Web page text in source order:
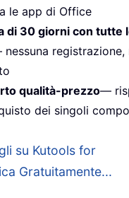
le app di Office
di 30 giorni con tutte
registrazione,
qualità-prezzo—
dei singoli
su Kutools for
Gratuitamente...